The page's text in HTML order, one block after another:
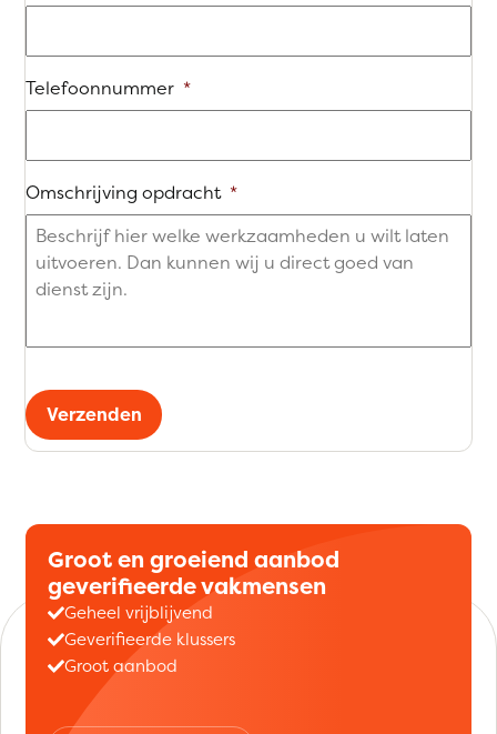
Telefoonnummer *
Omschrijving opdracht *
Verzenden
Groot en groeiend aanbod
geverifieerde vakmensen
Geheel vrijblijvend
Geverifieerde klussers
Groot aanbod